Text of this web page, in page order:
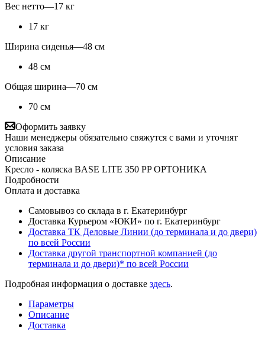
Вес нетто—17 кг
17 кг
Ширина сиденья—48 см
48 см
Общая ширина—70 см
70 см
Оформить заявку
Наши менеджеры обязательно свяжутся с вами и уточнят
условия заказа
Описание
Кресло - коляска BASE LITE 350 PP ОРТОНИКА
Подробности
Оплата и доставка
Самовывоз со склада в г. Екатеринбург
Доставка Курьером «ЮКИ» по г. Екатеринбург
Доставка ТК Деловые Линии (до терминала и до двери)
по всей России
Доставка другой транспортной компанией (до
терминала и до двери)* по всей России
Подробная информация о доставке здесь.
Параметры
Описание
Доставка